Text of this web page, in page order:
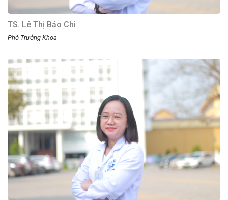
TS. Lê Thị Bảo Chi
Phó Trưởng Khoa